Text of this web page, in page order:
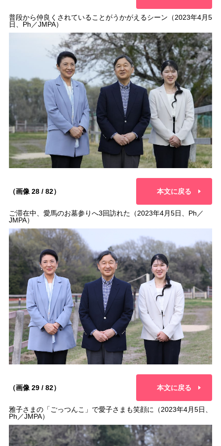
普段から仲良くされていることがうかがえるシーン（2023年4月5
日、Ph／JMPA）
（画像 28 / 82） 本文に戻る
ご滞在中、愛馬のお墓参りへ3回訪れた（2023年4月5日、Ph／
JMPA）
（画像 29 / 82） 本文に戻る
雅子さまの「ごっつんこ」で愛子さまも笑顔に（2023年4月5日、
Ph／JMPA）